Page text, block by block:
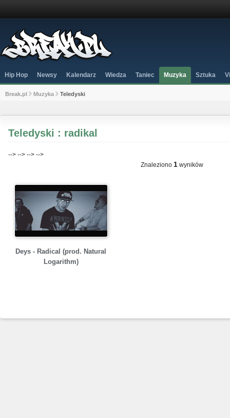
Hip Hop Newsy Kalendarz Wiedza Taniec Muzyka Sztuka
Break.pl Muzyka Teledyski
Teledyski : radikal
--> --> --> -->
Znaleziono 1 wyników
Deys - Radical (prod. Natural
Logarithm)